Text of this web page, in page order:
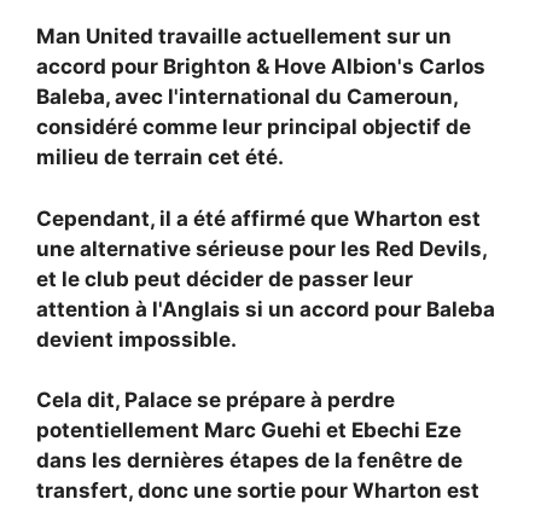
Man United travaille actuellement sur un
accord pour Brighton & Hove Albion's Carlos
Baleba, avec l'international du Cameroun,
considéré comme leur principal objectif de
milieu de terrain cet été.
Cependant, il a été affirmé que Wharton est
une alternative sérieuse pour les Red Devils,
et le club peut décider de passer leur
attention à l'Anglais si un accord pour Baleba
devient impossible.
Cela dit, Palace se prépare à perdre
potentiellement Marc Guehi et Ebechi Eze
dans les dernières étapes de la fenêtre de
transfert, donc une sortie pour Wharton est